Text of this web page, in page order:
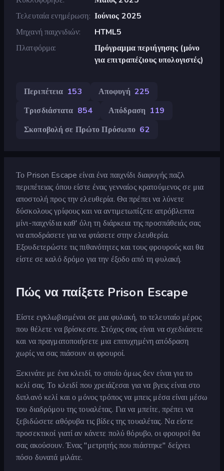
Τελευταία ενημέρωση Ιούνιος 2025
Μηχανή παιχνιδιών
HTML5
Πλατφόρμα
Πρόγραμμα περιήγησης (μόνο
για επιτραπέζιους υπολογιστές)
Περιπέτεια 153 Αποφυγή 225
Τρισδιάστατα 854 Απόδραση 119
Σκοποβολή σε Πρώτο Πρόσωπο 62
Το Prison Escape είναι ένα παιχνίδι διαφυγής παζλ
περιπέτειας όπου είστε ένας γενναίος κρατούμενος σε μια
αποστολή προς την ελευθερία. Θα πρέπει να λύνετε
δύσκολους γρίφους και να αντιμετωπίζετε απρόβλεπτα
μίνι-παιχνίδια καθ' όλη τη διάρκεια της προσπάθειάς σας
να αποδράσετε για να φτάσετε στην ελευθερία.
Εξουδετερώστε τις πιθανότητες και τους φρουρούς και θα
είστε σε καλό δρόμο για την έξοδο από τη φυλακή.
Πώς να παίξετε Prison Escape
Είστε εγκλωβισμένοι σε μια φυλακή, το τελευταίο μέρος
που θέλετε να βρίσκεστε. Στόχος σας είναι να σχεδιάσετε
και να πραγματοποιήσετε μια επιτυχημένη απόδραση
χωρίς να σας πιάσουν οι φρουροί.
Ξεκινάτε με ένα κλειδί, το οποίο όμως δεν είναι για το
κελί σας. Το κλειδί που χρειάζεσαι για να βγεις είναι στο
διπλανό κελί και ο μόνος τρόπος να μπεις μέσα είναι μέσω
του διαδρόμου της τουαλέτας. Για να μπείτε, πρέπει να
ξεβιδώσετε αθόρυβα τις βίδες της τουαλέτας. Να είστε
προσεκτικοί γιατί αν κάνετε πολύ θόρυβο, οι φρουροί θα
σας ακούσουν. Ένας "μετρητής που πιάστηκε" δείχνει
πόσο δυνατά μιλάτε.